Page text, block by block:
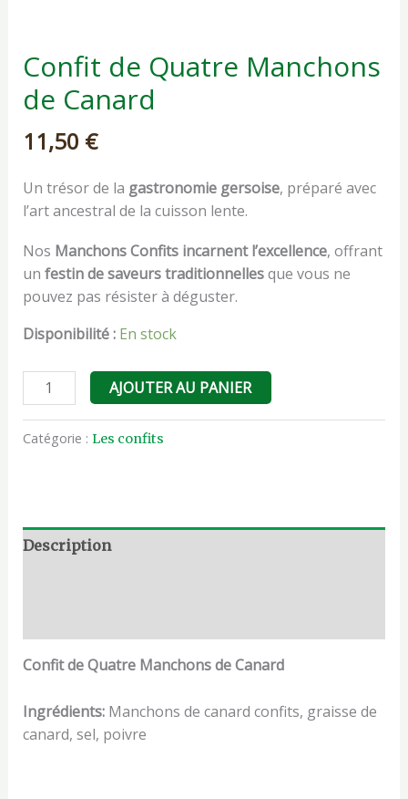
Confit de Quatre Manchons
de Canard
11,50 €
Un trésor de la gastronomie gersoise, préparé avec
l’art ancestral de la cuisson lente.
Nos Manchons Confits incarnent l’excellence, offrant
un festin de saveurs traditionnellesque vous ne
pouvez pas résister à déguster.
Disponibilité : En stock
AJOUTER AU PANIER
Catégorie : Les confits
Description
Confit de Quatre Manchons de Canard
Ingrédients:Manchons de canard confits, graisse de
canard, sel, poivre